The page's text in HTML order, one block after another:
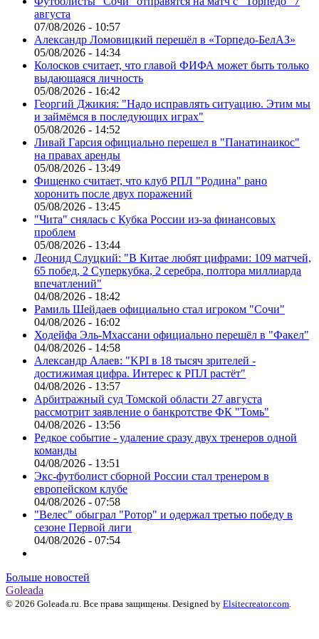
августа
07/08/2026 - 10:57
Александр Ломовицкий перешёл в «Торпедо-БелАЗ»
05/08/2026 - 14:34
Колосков считает, что главой ФИФА может быть только
выдающаяся личность
05/08/2026 - 16:42
Георгий Джикия: "Надо исправлять ситуацию. Этим мы
и займёмся в последующих играх"
05/08/2026 - 14:52
Ливай Гарсия официально перешел в "Панатинаикос"
на правах аренды
05/08/2026 - 13:49
Фищенко считает, что клуб РПЛ "Родина" рано
хоронить после двух поражений
05/08/2026 - 13:45
"Чита" снялась с Кубка России из-за финансовых
проблем
05/08/2026 - 13:44
Леонид Слуцкий: "В Китае любят цифрами: 109 матчей,
65 побед, 2 Суперкубка, 2 серебра, полтора миллиарда
впечатлений"
04/08/2026 - 18:42
Рамиль Шейдаев официально стал игроком "Сочи"
04/08/2026 - 16:02
Ходейфа Эль-Мхассани официально перешёл в "Факел"
04/08/2026 - 14:58
Александр Алаев: "KPI в 18 тысяч зрителей -
достижимая цифра. Интерес к РПЛ растёт"
04/08/2026 - 13:57
Арбитражный суд Томской области 27 августа
рассмотрит заявление о банкротстве ФК "Томь"
04/08/2026 - 13:56
Редкое событие - удаление сразу двух тренеров одной
команды
04/08/2026 - 13:51
Экс-футболист сборной России стал тренером в
европейском клубе
04/08/2026 - 07:58
"Велес" обыграл "Ротор" и одержал третью победу в
сезоне Первой лиги
04/08/2026 - 07:54
Больше новостей
Goleada
© 2026 Goleada.ru. Все права защищены. Designed by Elsitecreator.com